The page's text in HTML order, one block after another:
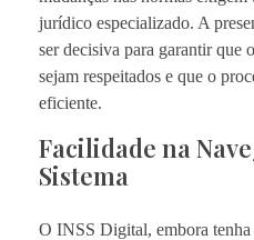
jurídico especializado. A
ser decisiva para garantir que
sejam respeitados e que o
eficiente.
Facilidade na
Sistema
O INSS Digital, embora